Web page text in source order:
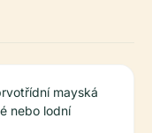
mayská
nebo lodní